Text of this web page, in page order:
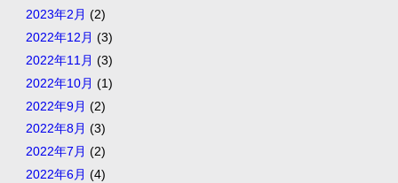
2023年2月 (2)
2022年12月 (3)
2022年11月 (3)
2022年10月 (1)
2022年9月 (2)
2022年8月 (3)
2022年7月 (2)
2022年6月 (4)